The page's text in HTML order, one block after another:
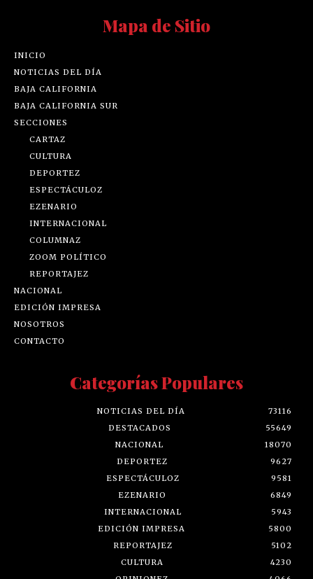
Mapa de Sitio
INICIO
NOTICIAS DEL DÍA
BAJA CALIFORNIA
BAJA CALIFORNIA SUR
SECCIONES
CARTAZ
CULTURA
DEPORTEZ
ESPECTÁCULOZ
EZENARIO
INTERNACIONAL
COLUMNAZ
ZOOM POLÍTICO
REPORTAJEZ
NACIONAL
EDICIÓN IMPRESA
NOSOTROS
CONTACTO
Categorías Populares
NOTICIAS DEL DÍA
73116
DESTACADOS
55649
NACIONAL
18070
DEPORTEZ
9627
ESPECTÁCULOZ
9581
EZENARIO
6849
INTERNACIONAL
5943
EDICIÓN IMPRESA
5800
REPORTAJEZ
5102
CULTURA
4230